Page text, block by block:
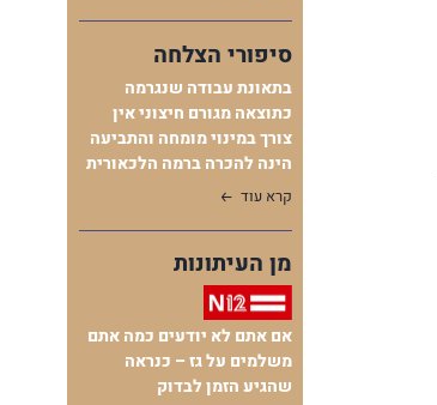
סיפורי הצלחה
בתאונת עבודה שנגרמה
כתוצאה מגורם חיצוני אין
צורך במינוי מומחה והתביעה
הינה להכרה ברמה הלכאורית
קרא עוד
מן העיתונות
אם אתם לא יודעים כמה אתם
משלמים על גז – כנראה
שהגיע הזמן לבדוק